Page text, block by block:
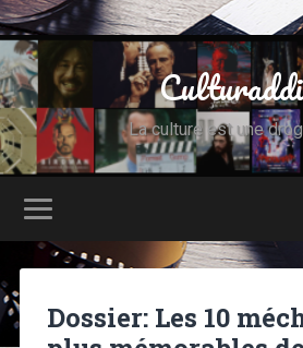
La culture est une
Dossier: Les 10